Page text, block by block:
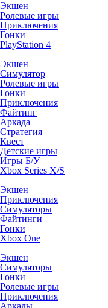
Экшен
Ролевые игры
Приключения
Гонки
PlayStation 4
Экшен
Симулятор
Ролевые игры
Гонки
Приключения
Файтинг
Аркада
Стратегия
Квест
Детские игры
Игры Б/У
Xbox Series X/S
Экшен
Приключения
Симуляторы
Файтинги
Гонки
Xbox One
Экшен
Симуляторы
Гонки
Ролевые игры
Приключения
Аркады